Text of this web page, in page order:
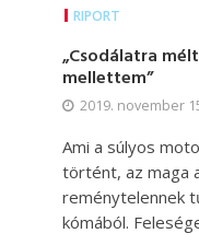
RIPORT
„Csodálatra
mellettem”
2019. november
Ami a súlyos
történt, az maga
reménytelennek
kómából.